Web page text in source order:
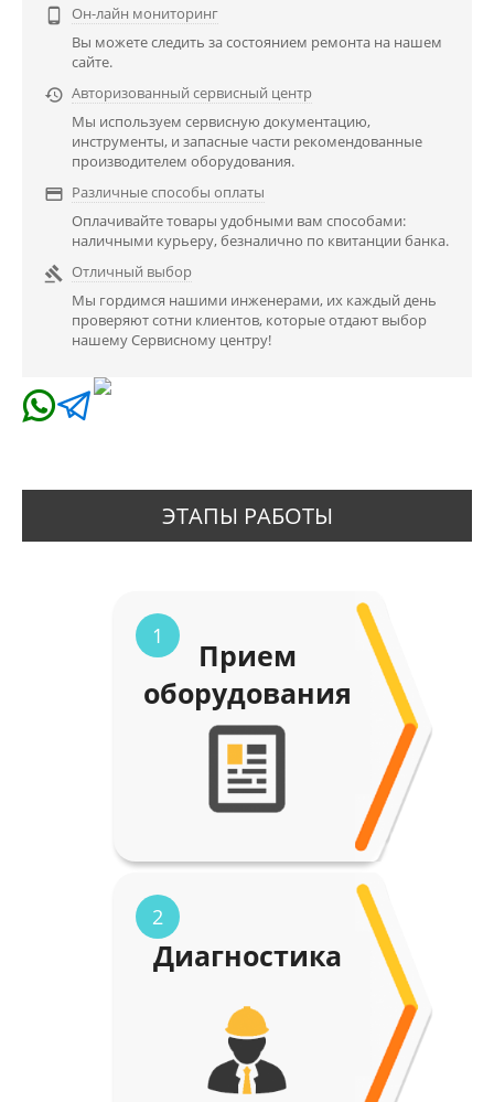

Он-лайн мониторинг
Вы можете следить за состоянием ремонта на нашем
сайте.
 Авторизованный сервисный центр
Мы используем сервисную документацию,
инструменты, и запасные части рекомендованные
производителем оборудования.
 Различные способы оплаты
Оплачивайте товары удобными вам способами:
наличными курьеру, безналично по квитанции банка.
 Отличный выбор
Мы гордимся нашими инженерами, их каждый день
проверяют сотни клиентов, которые отдают выбор
нашему Сервисному центру!
ЭТАПЫ РАБОТЫ
1
Прием
оборудования
2
Диагностика